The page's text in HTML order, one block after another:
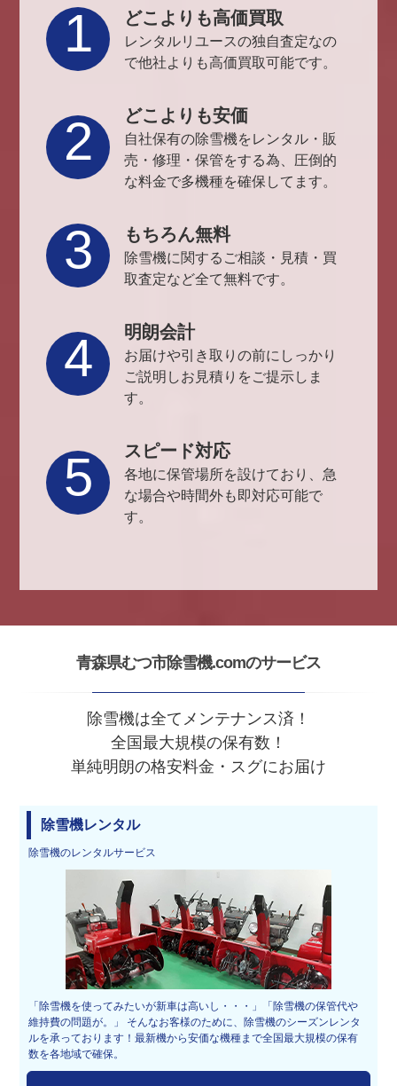
どこよりも高価買取
レンタルリユースの独自査定なの
で他社よりも高価買取可能です。
1
どこよりも安価
自社保有の除雪機をレンタル・販
売・修理・保管をする為、圧倒的
な料金で多機種を確保してます。
2
もちろん無料
除雪機に関するご相談・見積・買
取査定など全て無料です。
3
明朗会計
お届けや引き取りの前にしっかり
ご説明しお見積りをご提示しま
す。
4
スピード対応
各地に保管場所を設けており、急
な場合や時間外も即対応可能で
す。
5
青森県むつ市除雪機.comのサービス
除雪機は全てメンテナンス済！
全国最大規模の保有数！
単純明朗の格安料金・スグにお届け
除雪機レンタル
除雪機のレンタルサービス
「除雪機を使ってみたいが新車は高いし・・・」「除雪機の保管代や
維持費の問題が。」 そんなお客様のために、除雪機のシーズンレンタ
ルを承っております！最新機から安価な機種まで全国最大規模の保有
数を各地域で確保。